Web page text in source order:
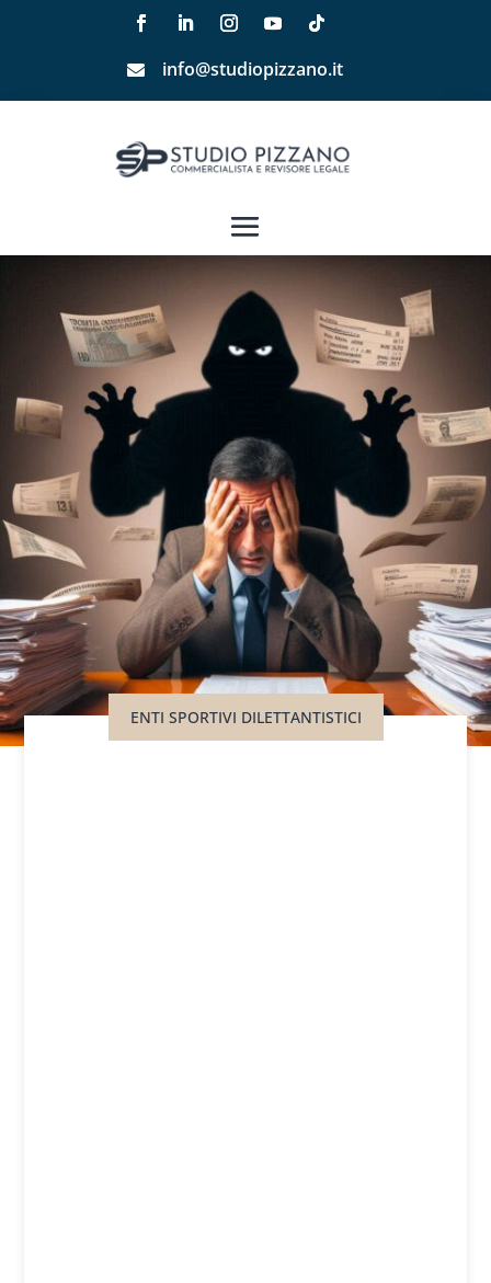
 info@studiopizzano.it
ENTI SPORTIVI DILETTANTISTICI